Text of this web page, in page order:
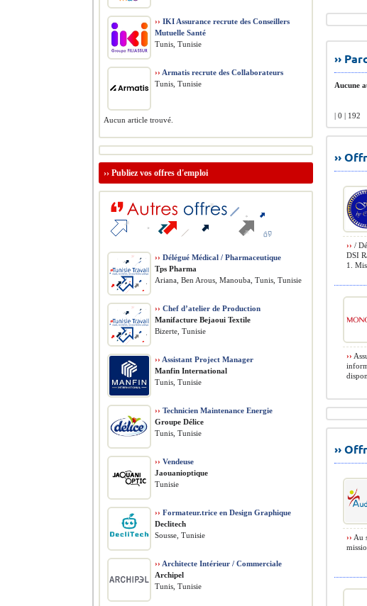
››
Aucune
| 0 | 192
››
›› /
DSI
1.
››
››
›› Au
›› IKI Assurance recrute des Conseillers
Mutuelle Santé
Tunis, Tunisie
›› Armatis recrute des Collaborateurs
Tunis, Tunisie
Aucun article trouvé.
›› Publiez vos offres d'emploi
›› Délégué Médical / Pharmaceutique
Tps Pharma
Ariana, Ben Arous, Manouba, Tunis, Tunisie
›› Chef d’atelier de Production
Manifacture Bejaoui Textile
Bizerte, Tunisie
›› Assistant Project Manager
Manfin International
Tunis, Tunisie
›› Technicien Maintenance Energie
Groupe Délice
Tunis, Tunisie
›› Vendeuse
Jaouanioptique
Tunisie
›› Formateur.trice en Design Graphique
Declitech
Sousse, Tunisie
›› Architecte Intérieur / Commerciale
Archipel
Tunis, Tunisie